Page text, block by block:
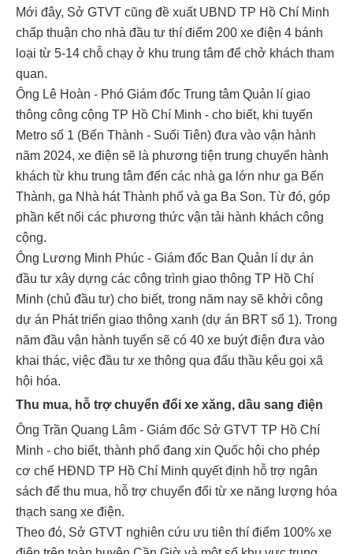
Mới đây, Sở GTVT cũng đề xuất UBND TP Hồ Chí Minh
chấp thuận cho nhà đầu tư thí điểm 200 xe điện 4 bánh
loại từ 5-14 chỗ chạy ở khu trung tâm để chở khách tham
quan.
Ông Lê Hoàn - Phó Giám đốc Trung tâm Quản lí giao
thông công cộng TP Hồ Chí Minh - cho biết, khi tuyến
Metro số 1 (Bến Thành - Suối Tiên) đưa vào vận hành
năm 2024, xe điện sẽ là phương tiện trung chuyển hành
khách từ khu trung tâm đến các nhà ga lớn như ga Bến
Thành, ga Nhà hát Thành phố và ga Ba Son. Từ đó, góp
phần kết nối các phương thức vận tải hành khách công
cộng.
Ông Lương Minh Phúc - Giám đốc Ban Quản lí dự án
đầu tư xây dựng các công trình giao thông TP Hồ Chí
Minh (chủ đầu tư) cho biết, trong năm nay sẽ khởi công
dự án Phát triển giao thông xanh (dự án BRT số 1). Trong
năm đầu vận hành tuyến sẽ có 40 xe buýt điện đưa vào
khai thác, việc đầu tư xe thông qua đấu thầu kêu gọi xã
hội hóa.
Thu mua, hỗ trợ chuyển đổi xe xăng, dầu sang điện
Ông Trần Quang Lâm - Giám đốc Sở GTVT TP Hồ Chí
Minh - cho biết, thành phố đang xin Quốc hội cho phép
cơ chế HĐND TP Hồ Chí Minh quyết định hỗ trợ ngân
sách để thu mua, hỗ trợ chuyển đổi từ xe năng lượng hóa
thạch sang xe điện.
Theo đó, Sở GTVT nghiên cứu ưu tiên thí điểm 100% xe